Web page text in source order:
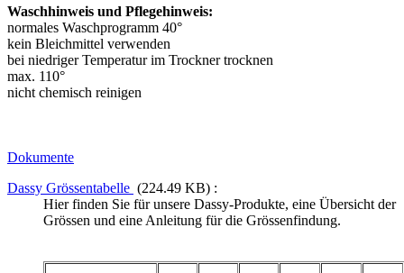
Waschhinweis und Pflegehinweis:
normales Waschprogramm 40°
kein Bleichmittel verwenden
bei niedriger Temperatur im Trockner trocknen
max. 110°
nicht chemisch reinigen
Dokumente
Dassy Grössentabelle (224.49 KB) :
Hier finden Sie für unsere Dassy-Produkte, eine Übersicht der
Grössen und eine Anleitung für die Grössenfindung.